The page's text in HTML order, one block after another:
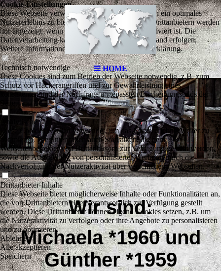
HOME
Wir sind:
Michaela *1960 und
Günther *1959
Cookie-Einstellungen
Diese Webseite verwendet Cookies, um Besuchern ein optimales
Nutzererlebnis zu bieten. Bestimmte Inhalte von Drittanbietern werden
nur angezeigt, wenn die entsprechende Option aktiviert ist. Die
Datenverarbeitung kann dann auch in einem Drittland erfolgen.
Weitere Informationen hierzu in der Datenschutzerklärung.
Technisch notwendige
Diese Cookies sind zum Betrieb der Webseite notwendig, z.B. zum
Schutz vor Hackerangriffen und zur Gewährleistung eines
konsistenten und der Nachfrage angepassten Erscheinungsbilds der
Seite.
Analytische
Diese Cookies werden verwendet, um das Nutzererlebnis weiter zu
optimieren. Hierunter fallen auch Statistiken, die dem
Webseitenbetreiber von Drittanbietern zur Verfügung gestellt werden,
sowie die Ausspielung von personalisierter Werbung durch die
Nachverfolgung der Nutzeraktivität über verschiedene Webseiten.
Drittanbieter-Inhalte
Diese Webseite bietet möglicherweise Inhalte oder Funktionalitäten an,
die von Drittanbietern eigenverantwortlich zur Verfügung gestellt
werden. Diese Drittanbieter können eigene Cookies setzen, z.B. um
die Nutzeraktivität zu verfolgen oder ihre Angebote zu personalisieren
und zu optimieren.
Ablehnen
Alle akzeptieren
Speichern